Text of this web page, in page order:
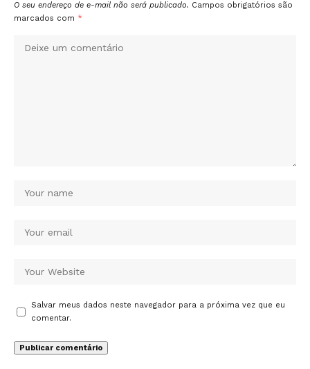
O seu endereço de e-mail não será publicado. Campos obrigatórios são
marcados com *
Salvar meus dados neste navegador para a próxima vez que eu
comentar.